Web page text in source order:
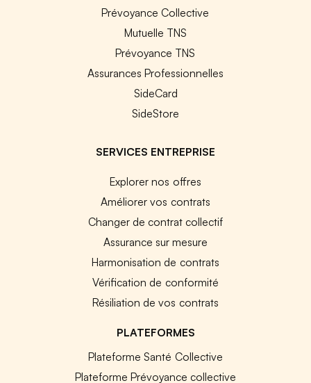
Prévoyance Collective
Mutuelle TNS
Prévoyance TNS
Assurances Professionnelles
SideCard
SideStore
SERVICES ENTREPRISE
Explorer nos offres
Améliorer vos contrats
Changer de contrat collectif
Assurance sur mesure
Harmonisation de contrats
Vérification de conformité
Résiliation de vos contrats
PLATEFORMES
Plateforme Santé Collective
Plateforme Prévoyance collective